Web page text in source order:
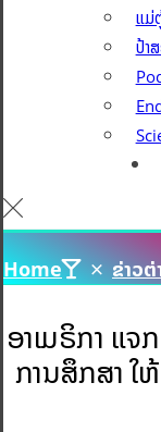
ແມ່
ປ້າ
Home ຂ່າວຕ່
ອາເມຣິກາ ແ
ການສຶກສາ